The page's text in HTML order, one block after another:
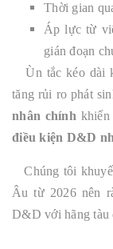
Thời gian
Áp lực từ
gián đoạn
Ùn tắc kéo dài
tăng rủi ro phát
nhân chính
điều kiện D&D
Chúng tôi
Âu từ 2026 nên
D&D với hãng tàu